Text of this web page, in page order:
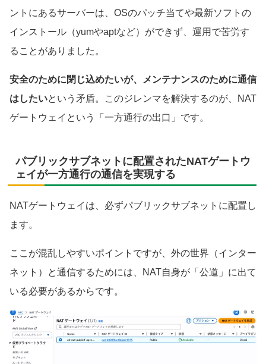
ントにあるサーバーは、OSのパッチ当てや最新ソフトの
インストール（yumやaptなど）ができず、運用で苦労す
ることがありました。
安全のために閉じ込めたいが、メンテナンスのために通信
はしたいという矛盾。このジレンマを解決するのが、NAT
ゲートウェイという「一方通行の出口」です。
パブリックサブネットに配置されたNATゲートウ
ェイが一方通行の通信を実現する
NATゲートウェイは、必ずパブリックサブネットに配置し
ます。
ここが混乱しやすいポイントですが、外の世界（インター
ネット）と通信するためには、NAT自身が「公道」に出て
いる必要があるからです。